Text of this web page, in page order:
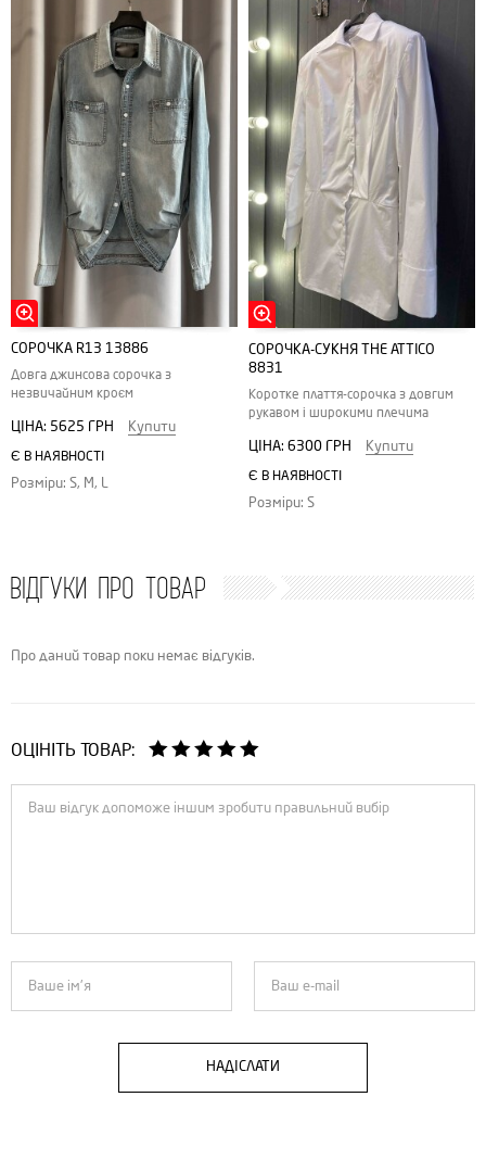
СОРОЧКА R13 13886
Довга джинсова сорочка з
незвичайним кроєм
ЦІНА: 5625 ГРН Купити
Є В НАЯВНОСТІ
Розміри: S, M, L
СОРОЧКА-СУКНЯ THE ATTICO
8831
Коротке плаття-сорочка з довгим
рукавом і широкими плечима
ЦІНА: 6300 ГРН Купити
Є В НАЯВНОСТІ
Розміри: S
ВІДГУКИ ПРО ТОВАР
Про даний товар поки немає відгуків.
ОЦІНІТЬ ТОВАР:
НАДІСЛАТИ